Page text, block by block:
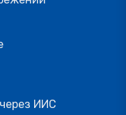
ИИС